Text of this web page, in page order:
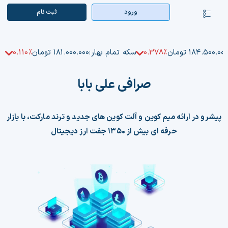
کنترلر
قیمت تتر
تابلوخوانی ارزهای دیجیتال
ورود ثبت‌ نام
۱۸۴.۵۰۰.۰۰۰ تومان 0.378% سکه تمام بهار:۱۸۱.۰۰۰.۰۰۰ تومان 0.110%
صرافی علی بابا
پیشرو در ارائه میم کوین و آلت کوین های جدید و ترند مارکت، با بازار
حرفه ای بیش از ۱۳۵۰ جفت ارز دیجیتال